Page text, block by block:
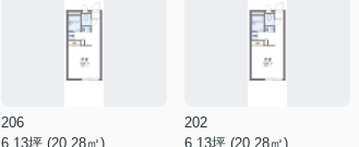
206
6.13坪 (20.28㎡)
202
6.13坪 (20.28㎡)